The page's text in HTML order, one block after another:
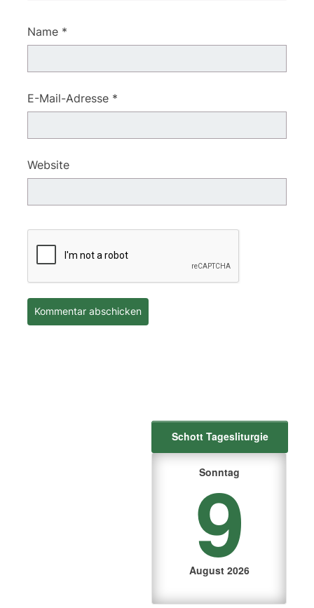
Name *
E-Mail-Adresse *
Website
Schott Tagesliturgie
Sonntag
9
August 2026